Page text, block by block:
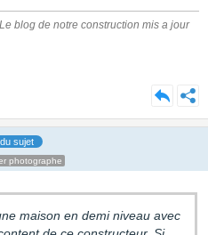
blog de notre construction mis a jour
sujet
photographe
maison en demi niveau avec